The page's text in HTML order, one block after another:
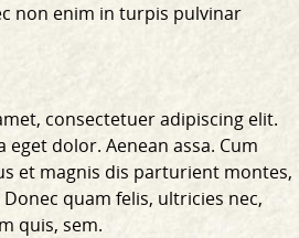
non enim in turpis pulvinar
consectetuer adipiscing elit.
dolor. Aenean assa. Cum
et magnis dis parturient montes,
quam felis, ultricies nec,
quis, sem.